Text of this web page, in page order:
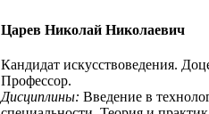
Царев Николай Николаевич
Кандидат искусствоведения.
Профессор.
Дисциплины: Введение в